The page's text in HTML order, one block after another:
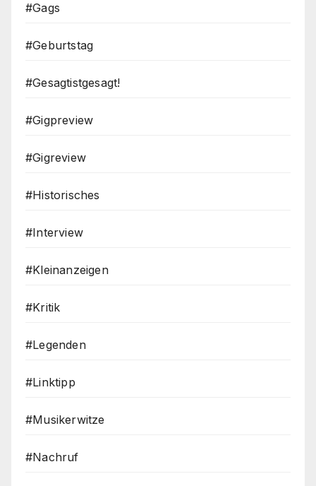
#Gags
#Geburtstag
#Gesagtistgesagt!
#Gigpreview
#Gigreview
#Historisches
#Interview
#Kleinanzeigen
#Kritik
#Legenden
#Linktipp
#Musikerwitze
#Nachruf